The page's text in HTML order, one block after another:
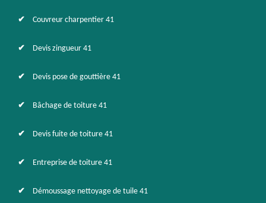
Couvreur charpentier 41
Devis zingueur 41
Devis pose de gouttière 41
Bâchage de toiture 41
Devis fuite de toiture 41
Entreprise de toiture 41
Démoussage nettoyage de tuile 41